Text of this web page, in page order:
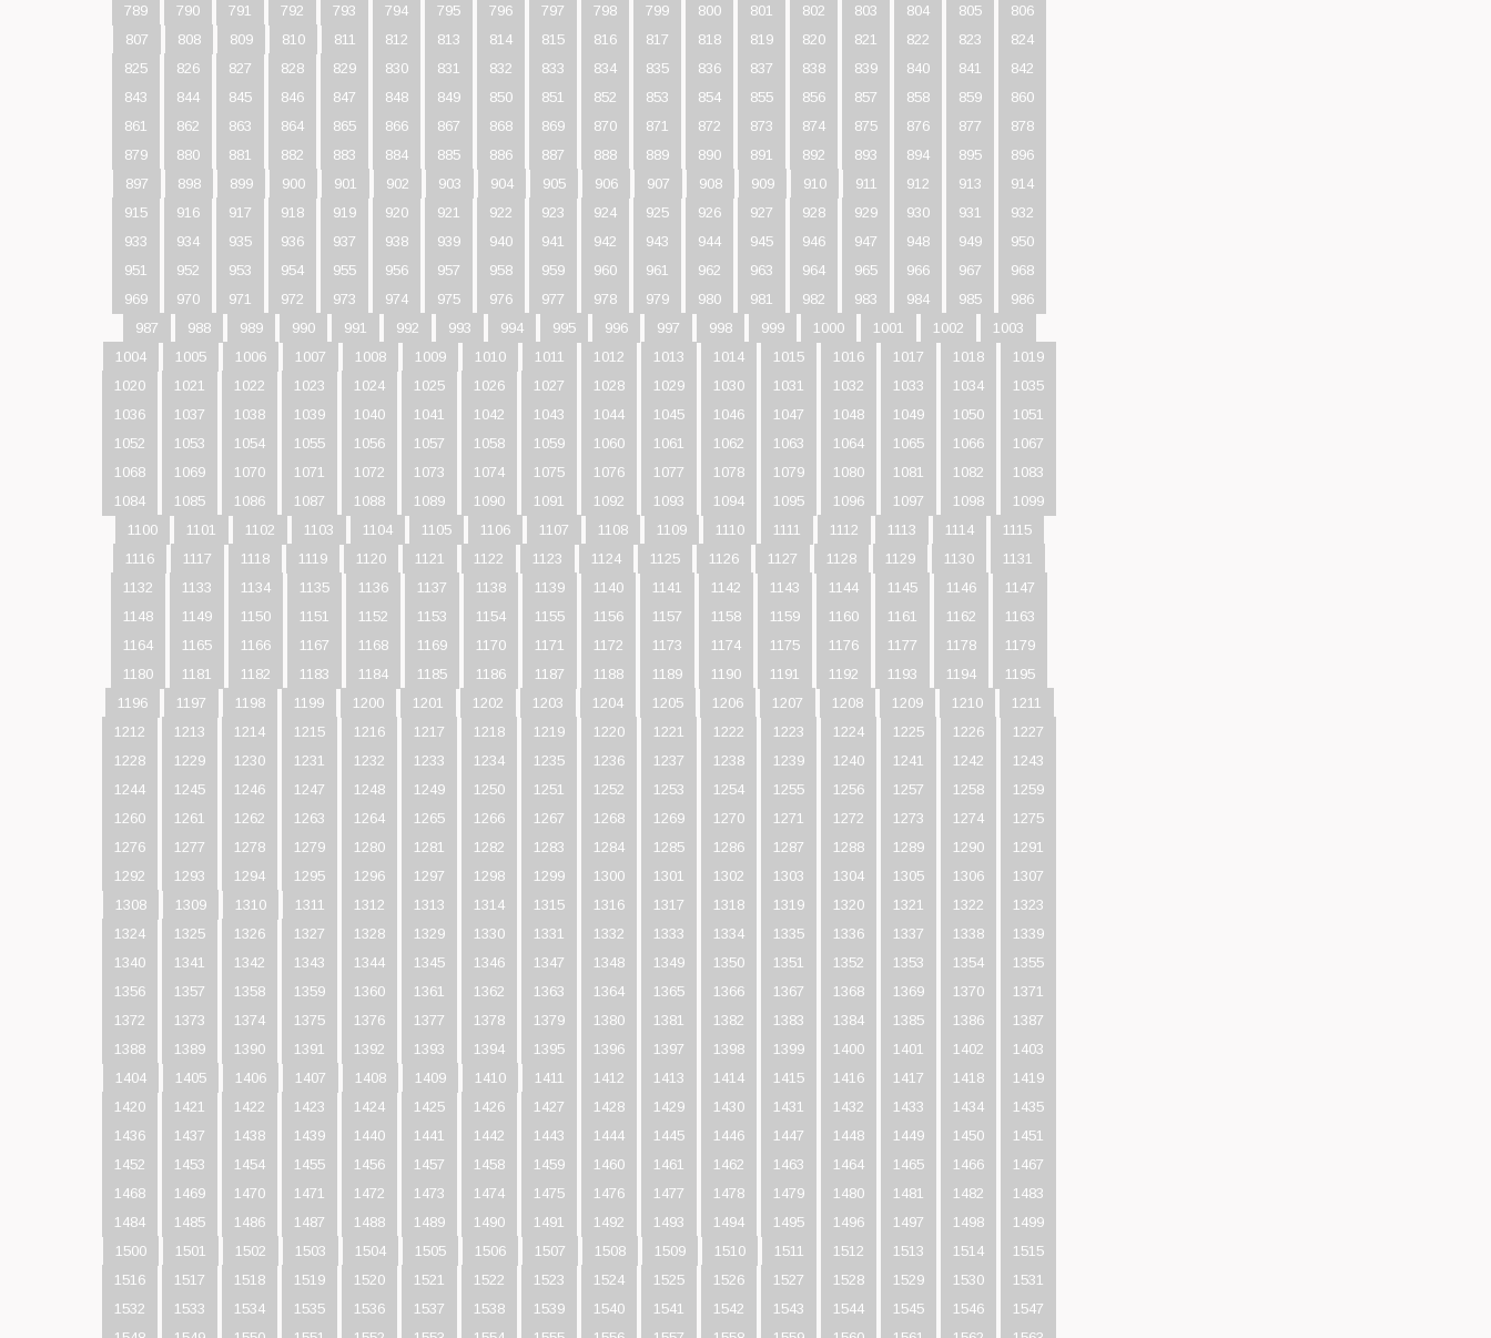
789
790 791 792 793 794 795 796 797 798 799 800 801 802 803 804 805
806
807
808 809 810 811 812 813 814 815 816 817 818 819 820 821 822 823
824
825
826 827 828 829 830 831 832 833 834 835 836 837 838 839 840 841
842
843
844 845 846 847 848 849 850 851 852 853 854 855 856 857 858 859
860
861
862 863 864 865 866 867 868 869 870 871 872 873 874 875 876 877
878
879
880 881 882 883 884 885 886 887 888 889 890 891 892 893 894 895
896
897
898 899 900 901 902 903 904 905 906 907 908 909 910 911 912 913
914
915
916 917 918 919 920 921 922 923 924 925 926 927 928 929 930 931
932
933
934 935 936 937 938 939 940 941 942 943 944 945 946 947 948 949
950
951
952 953 954 955 956 957 958 959 960 961 962 963 964 965 966 967
968
969
970 971 972 973 974 975 976 977 978 979 980 981 982 983 984 985
986
987
988 989 990 991 992 993 994 995 996 997 998 999 1000 1001 1002
1003
1004
1005 1006 1007 1008 1009 1010 1011 1012 1013 1014 1015 1016 1017 1018
1019
1020
1021 1022 1023 1024 1025 1026 1027 1028 1029 1030 1031 1032 1033 1034
1035
1036
1037 1038 1039 1040 1041 1042 1043 1044 1045 1046 1047 1048 1049 1050
1051
1052
1053 1054 1055 1056 1057 1058 1059 1060 1061 1062 1063 1064 1065 1066
1067
1068
1069 1070 1071 1072 1073 1074 1075 1076 1077 1078 1079 1080 1081 1082
1083
1084
1085 1086 1087 1088 1089 1090 1091 1092 1093 1094 1095 1096 1097 1098
1099
1100
1101 1102 1103 1104 1105 1106 1107 1108 1109 1110 1111 1112 1113 1114
1115
1116
1117 1118 1119 1120 1121 1122 1123 1124 1125 1126 1127 1128 1129 1130
1131
1132
1133 1134 1135 1136 1137 1138 1139 1140 1141 1142 1143 1144 1145 1146
1147
1148
1149 1150 1151 1152 1153 1154 1155 1156 1157 1158 1159 1160 1161 1162
1163
1164
1165 1166 1167 1168 1169 1170 1171 1172 1173 1174 1175 1176 1177 1178
1179
1180
1181 1182 1183 1184 1185 1186 1187 1188 1189 1190 1191 1192 1193 1194
1195
1196
1197 1198 1199 1200 1201 1202 1203 1204 1205 1206 1207 1208 1209 1210
1211
1212
1213 1214 1215 1216 1217 1218 1219 1220 1221 1222 1223 1224 1225 1226
1227
1228
1229 1230 1231 1232 1233 1234 1235 1236 1237 1238 1239 1240 1241 1242
1243
1244
1245 1246 1247 1248 1249 1250 1251 1252 1253 1254 1255 1256 1257 1258
1259
1260
1261 1262 1263 1264 1265 1266 1267 1268 1269 1270 1271 1272 1273 1274
1275
1276
1277 1278 1279 1280 1281 1282 1283 1284 1285 1286 1287 1288 1289 1290
1291
1292
1293 1294 1295 1296 1297 1298 1299 1300 1301 1302 1303 1304 1305 1306
1307
1308
1309 1310 1311 1312 1313 1314 1315 1316 1317 1318 1319 1320 1321 1322
1323
1324
1325 1326 1327 1328 1329 1330 1331 1332 1333 1334 1335 1336 1337 1338
1339
1340
1341 1342 1343 1344 1345 1346 1347 1348 1349 1350 1351 1352 1353 1354
1355
1356
1357 1358 1359 1360 1361 1362 1363 1364 1365 1366 1367 1368 1369 1370
1371
1372
1373 1374 1375 1376 1377 1378 1379 1380 1381 1382 1383 1384 1385 1386
1387
1388
1389 1390 1391 1392 1393 1394 1395 1396 1397 1398 1399 1400 1401 1402
1403
1404
1405 1406 1407 1408 1409 1410 1411 1412 1413 1414 1415 1416 1417 1418
1419
1420
1421 1422 1423 1424 1425 1426 1427 1428 1429 1430 1431 1432 1433 1434
1435
1436
1437 1438 1439 1440 1441 1442 1443 1444 1445 1446 1447 1448 1449 1450
1451
1452
1453 1454 1455 1456 1457 1458 1459 1460 1461 1462 1463 1464 1465 1466
1467
1468
1469 1470 1471 1472 1473 1474 1475 1476 1477 1478 1479 1480 1481 1482
1483
1484
1485 1486 1487 1488 1489 1490 1491 1492 1493 1494 1495 1496 1497 1498
1499
1500
1501 1502 1503 1504 1505 1506 1507 1508 1509 1510 1511 1512 1513 1514
1515
1516
1517 1518 1519 1520 1521 1522 1523 1524 1525 1526 1527 1528 1529 1530
1531
1532
1533 1534 1535 1536 1537 1538 1539 1540 1541 1542 1543 1544 1545 1546
1547